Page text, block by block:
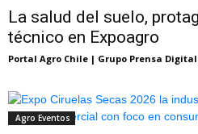
La salud del suelo,
técnico en Expoagro
Portal Agro Chile | Grupo Prensa Digital
Agro Eventos